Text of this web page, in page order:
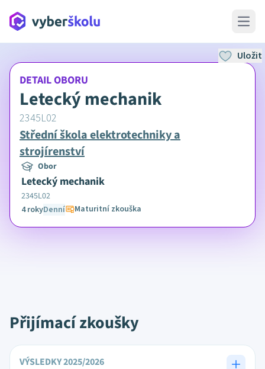
Open
DETAIL OBORU
Letecký mechanik
2345L02
Střední škola elektrotechniky a
strojírenství
Obor
Letecký mechanik
2345L02
4 rokyDenní Maturitní zkouška
Uložit
Přijímací zkoušky
VÝSLEDKY 2025/2026